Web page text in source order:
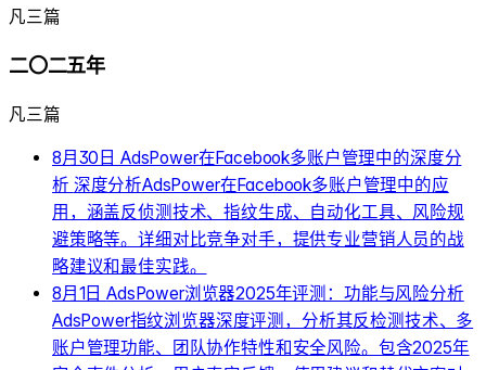
凡三篇
二〇二五年
凡三篇
8月30日 AdsPower在Facebook多账户管理中的深度分
析 深度分析AdsPower在Facebook多账户管理中的应
用，涵盖反侦测技术、指纹生成、自动化工具、风险规
避策略等。详细对比竞争对手，提供专业营销人员的战
略建议和最佳实践。
8月1日AdsPower浏览器2025年评测：功能与风险分析
AdsPower指纹浏览器深度评测，分析其反检测技术、多
账户管理功能、团队协作特性和安全风险。包含2025年